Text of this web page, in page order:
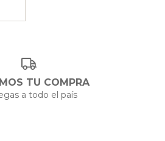
TU COMPRA
a todo el país